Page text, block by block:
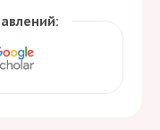
викладачів,
промисловості
наукової